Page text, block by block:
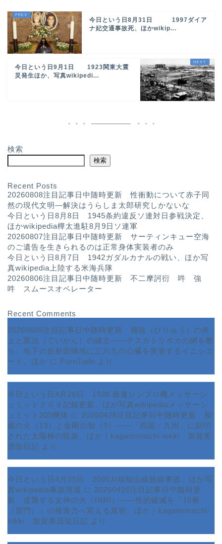
今日という日8月31日 1997ダイア
ナ妃交通事故死、ほかwikip...
今日という日9月1日 1923関東大震
災発生ほか、写真wikipedi...
検索
検索
Recent Posts
20260808注目記事日中随時更新 性衝動について赤子同
然の現代文明—解決はうらしま太郎研究しかないな
今日という日8月8日 1945条約違反ソ連対日参戦決定、
ほかwikipedia樺太進駐8月9日ソ連軍
20260807注目記事日中随時更新 サーティンキュー空海
のご遺告を生きられるのは正常身体実装者のみ
今日という日8月7日 1942ガダルカナルの戦い、ほか写
真wikipedia上陸する米海兵隊
20260806注目記事日中随時更新 不二摩訶衍 吽 強
吽 スムースオペレーター
Recent Comments
20260605注目記事日中随時更新 飛龍（ひりゅう）の炎
上と憲法（ていかん）の確立――テスカトリポカの網を断
ち、地下の反射面陣地に三六九の心臓を実装するイニシエ
ート、ほか に PornTude より
今日という日4月26日 1938 最速レシプロ機メッサーシ
ュミット２０９記録更新、ほか写真wikipediaメッサーシ
ュミット209機体 に 20260426注目記事日中随時更新 胎
蔵の火（13）と金剛の智（9）――「四国・九州」に刻印
された太陽神の凱旋、ほか｜kagamimochi-nikki 加賀美
茂知日記 より
今日という日4月25日 2005Jr福知山線脱線事故、ほか写
真wikipedia事故現場 に 20260425注目記事日中随時更
新 逆襲する女神の火（INRI）――性的破滅を「16番
（雷門）」の推進力へ変える真智、ほか｜kagamimochi-
nikki 加賀美茂知日記 より
ホーム